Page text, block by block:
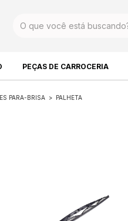
PEÇAS DE CARROCERIA
PARA-BRISA > PALHETA